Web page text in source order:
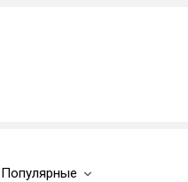
Популярные